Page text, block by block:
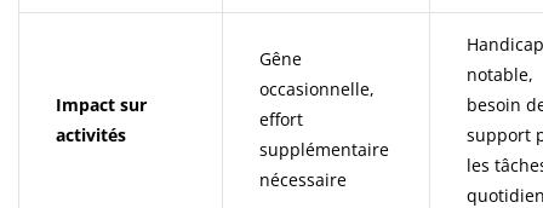
Impact sur
activités
Gêne
occasionnelle,
effort
supplémentaire
nécessaire
Handicap
notable,
besoin
support
les